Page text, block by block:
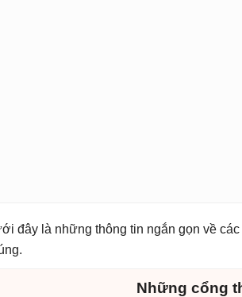
đây là những thông tin ngắn gọn về
Những cổng